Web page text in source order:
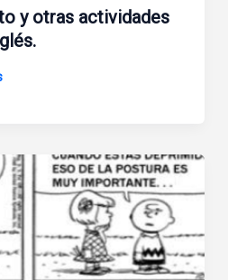
y otras actividades